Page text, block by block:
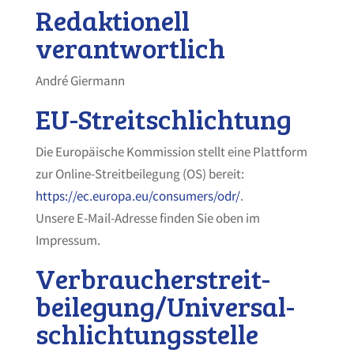
Redaktionell
verantwortlich
André Giermann
EU-Streitschlichtung
Die Europäische Kommission stellt eine Plattform
zur Online-Streitbeilegung (OS) bereit:
https://ec.europa.eu/consumers/odr/.
Unsere E-Mail-Adresse finden Sie oben im
Impressum.
Verbraucher­streit­
beilegung/Universal­
schlichtungs­stelle